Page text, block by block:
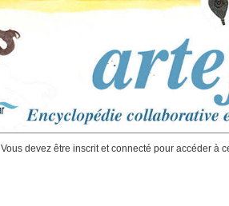
Vous devez être inscrit et connecté pour accéder à